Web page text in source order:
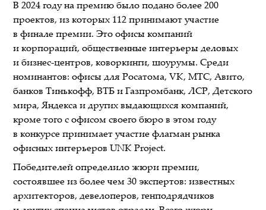
В 2024 году на премию было подано более 200
проектов, из которых 112 принимают участие
в финале премии. Это офисы компаний
и корпораций, общественные интерьеры деловых
и бизнес-центров, коворкинги, шоурумы. Среди
номинантов: офисы для Росатома, VK, МТС, Авито,
банков Тинькофф, ВТБ и Газпромбанк, ЛСР, Детского
мира, Яндекса и других выдающихся компаний,
кроме того с офисом своего бюро в этом году
в конкурсе принимает участие флагман рынка
офисных интерьеров UNK Project.
Победителей определило жюри премии,
состоявшее из более чем 30 экспертов: известных
архитекторов, девелоперов, генподрядчиков